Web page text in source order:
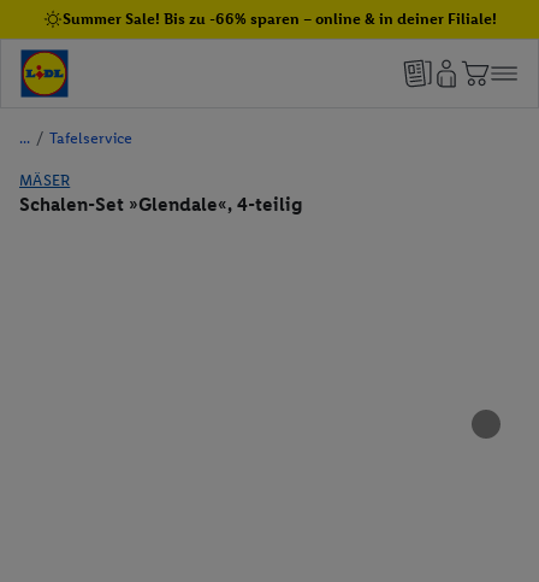
Summer Sale! Bis zu -66% sparen – online & in deiner Filiale!
/ Tafelservice
MÄSER
Schalen-Set »Glendale«, 4-teilig